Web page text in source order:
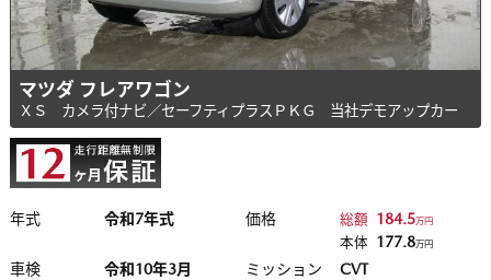
マツダ フレアワゴン
ＸＳ カメラ付ナビ／セーフティプラスＰＫＧ 当社デモアップカー
年式 令和7年式 価格 総額 184.5 万円
本体 177.8 万円
車検 令和10年3月 ミッション
CVT